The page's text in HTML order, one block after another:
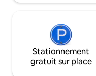
Stationnement
gratuit sur place